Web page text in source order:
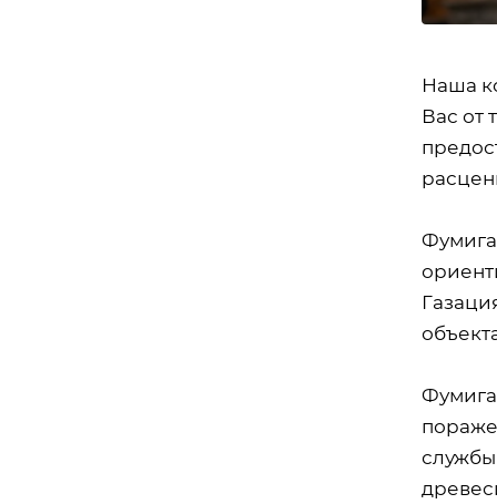
Наша
Вас от